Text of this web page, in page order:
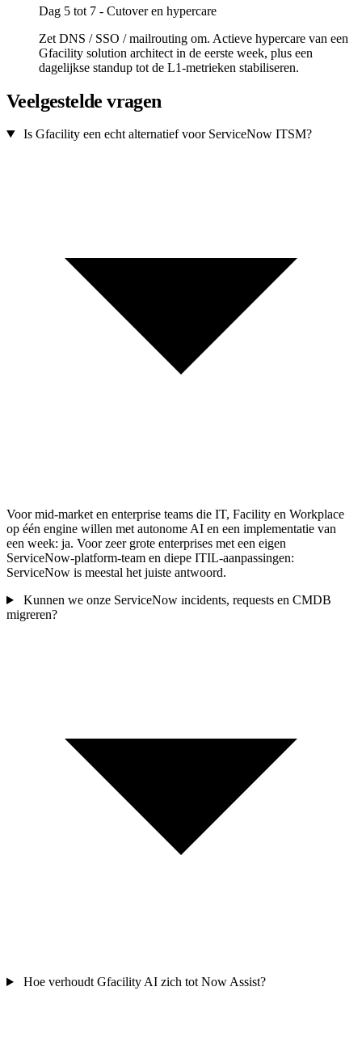
Dag 5 tot 7 - Cutover en hypercare
Zet DNS / SSO / mailrouting om. Actieve hypercare van een
Gfacility solution architect in de eerste week, plus een
dagelijkse standup tot de L1-metrieken stabiliseren.
Veelgestelde vragen
Is Gfacility een echt alternatief voor ServiceNow ITSM?
Voor mid-market en enterprise teams die IT, Facility en Workplace
op één engine willen met autonome AI en een implementatie van
een week: ja. Voor zeer grote enterprises met een eigen
ServiceNow-platform-team en diepe ITIL-aanpassingen:
ServiceNow is meestal het juiste antwoord.
Kunnen we onze ServiceNow incidents, requests en CMDB
migreren?
Hoe verhoudt Gfacility AI zich tot Now Assist?